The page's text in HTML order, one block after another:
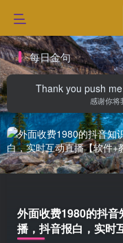
每日金句
Thank you push
感谢你将
外面收费1980的抖
播，抖音报白，实时